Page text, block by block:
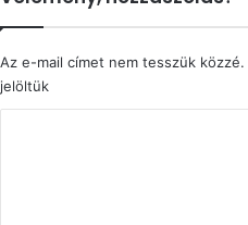
Az e-mail címet nem tesszük közzé.
jelöltük